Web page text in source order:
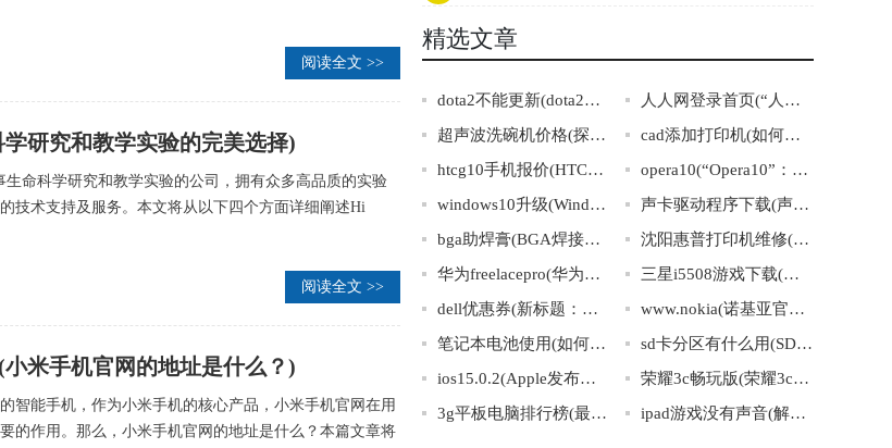
阅读全文 >>
研究和教学实验的完美选择)
生命科学研究和教学实验的公司，拥有众多高品质的实验
技术支持及服务。本文将从以下四个方面详细阐述Hi
阅读全文 >>
米手机官网的地址是什么？)
智能手机，作为小米手机的核心产品，小米手机官网在用
的作用。那么，小米手机官网的地址是什么？本篇文章将
何？)
精选文章
dota2不能更新(dota2更新失败怎么办？)
人人网登录首页(“人人网登录首页”全方位讲解，快速掌握登录技巧)
超声波洗碗机价格(探究超声波洗碗机价格：品牌大全、购买注意事项一网打尽)
cad添加打印机(如何在CAD中添加打印机)
htcg10手机报价(HTCG10手机报价大全及最新价格)
opera10(“Opera10”：浏览器领域革新的代表)
windows10升级(Windows10升级攻略：零基础上手，轻松升级！)
声卡驱动程序下载(声卡驱动下载：全攻略汇总！)
bga助焊膏(BGA焊接必备：助焊膏使用指南)
沈阳惠普打印机维修(沈阳惠普打印机维修服务，专业快捷，值得信赖)
华为freelacepro(华为推出最新款FreelacePro耳机)
三星i5508游戏下载(三星i5508游戏下载大全推荐)
dell优惠券(新标题：Dell优惠券火热抢购，赶紧获取秒杀电脑好价！)
www.nokia(诺基亚官网：探寻手机科技的未来之路)
笔记本电池使用(如何优化笔记本电池使用，延长电池寿命)
sd卡分区有什么用(SD卡分区的作用及意义)
ios15.0.2(Apple发布最新iOS15.0.2系统，修复多项漏洞提升用户体验)
荣耀3c畅玩版(荣耀3c畅玩版手机详解及使用技巧)
3g平板电脑排行榜(最新3G平板电脑推荐排行榜)
ipad游戏没有声音(解决iPad游戏静音问题的方法)